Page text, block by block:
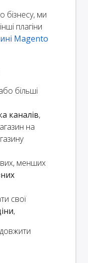
бізнесу, ми
плагіни
Magento
більші
каналів,
на
менших
свої
,